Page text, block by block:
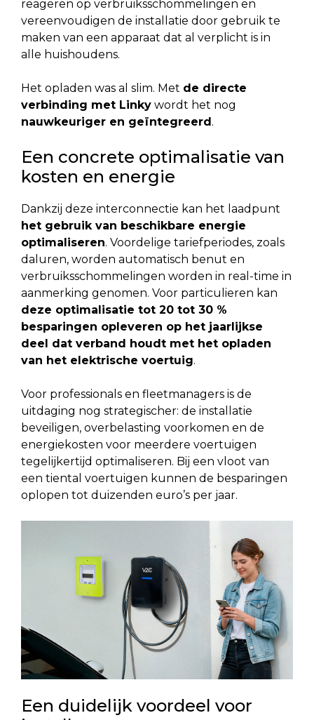
reageren op verbruiksschommelingen en
vereenvoudigen de installatie door gebruik te
maken van een apparaat dat al verplicht is in
alle huishoudens.
Het opladen was al slim. Met de directe
verbinding met Linky wordt het nog
nauwkeuriger en geïntegreerd.
Een concrete optimalisatie van
kosten en energie
Dankzij deze interconnectie kan het laadpunt
het gebruik van beschikbare energie
optimaliseren. Voordelige tariefperiodes, zoals
daluren, worden automatisch benut en
verbruiksschommelingen worden in real-time in
aanmerking genomen. Voor particulieren kan
deze optimalisatie tot 20 tot 30 %
besparingen opleveren op het jaarlijkse
deel dat verband houdt met het opladen
van het elektrische voertuig.
Voor professionals en fleetmanagers is de
uitdaging nog strategischer: de installatie
beveiligen, overbelasting voorkomen en de
energiekosten voor meerdere voertuigen
tegelijkertijd optimaliseren. Bij een vloot van
een tiental voertuigen kunnen de besparingen
oplopen tot duizenden euro’s per jaar.
Een duidelijk voordeel voor